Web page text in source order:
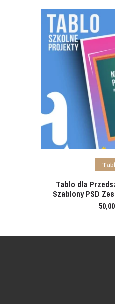
Add to
Tablo dla
Szablony PSD
50,00